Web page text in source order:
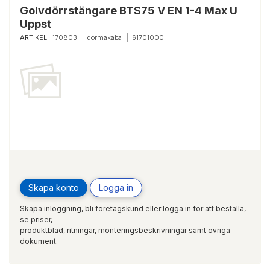
Golvdörrstängare BTS75 V EN 1-4 Max U
Uppst
ARTIKEL: 170803 dormakaba 61701000
Skapa konto Logga in
Skapa inloggning, bli företagskund eller logga in för att beställa,
se priser,
produktblad, ritningar, monteringsbeskrivningar samt övriga
dokument.